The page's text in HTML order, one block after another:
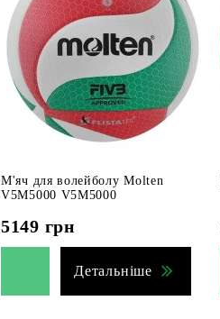
М'яч для волейболу Molten
V5M5000 V5M5000
5149 грн
Детальніше